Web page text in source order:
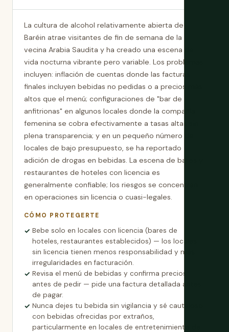
La cultura de alcohol relativamente abierta de
Baréin atrae visitantes de fin de semana de la
vecina Arabia Saudita y ha creado una escena de
vida nocturna vibrante pero variable. Los problemas
incluyen: inflación de cuentas donde las facturas
finales incluyen bebidas no pedidas o a precios más
altos que el menú; configuraciones de "bar de
anfitrionas" en algunos locales donde la compañía
femenina se cobra efectivamente a tasas altas sin
plena transparencia; y en un pequeño número de
locales de bajo presupuesto, se ha reportado
adición de drogas en bebidas. La escena de bares y
restaurantes de hoteles con licencia es
generalmente confiable; los riesgos se concentran
en operaciones sin licencia o cuasi-legales.
CÓMO PROTEGERTE
Bebe solo en locales con licencia (bares de
hoteles, restaurantes establecidos) — los locales
sin licencia tienen menos responsabilidad y más
irregularidades en facturación.
Revisa el menú de bebidas y confirma precios
antes de pedir — pide una factura detallada antes
de pagar.
Nunca dejes tu bebida sin vigilancia y sé cauteloso
con bebidas ofrecidas por extraños,
particularmente en locales de entretenimiento de